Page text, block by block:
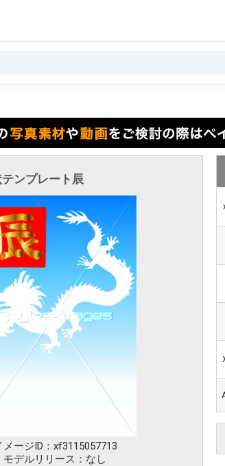
ンプレート辰
メージID：xf3115057713
モデルリリース：なし